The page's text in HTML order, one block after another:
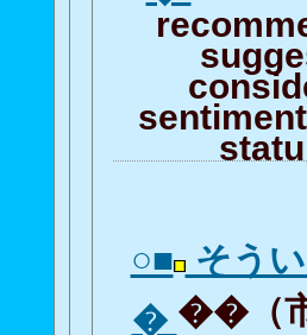
○■ そう
� ��（